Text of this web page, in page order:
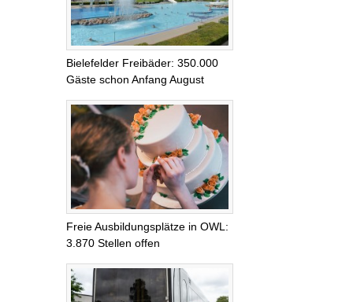
Bielefelder Freibäder: 350.000
Gäste schon Anfang August
Freie Ausbildungsplätze in OWL:
3.870 Stellen offen